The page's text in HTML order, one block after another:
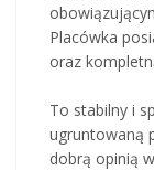
Placówka
oraz
To stabilny i
ugruntowaną
dobrą opinią